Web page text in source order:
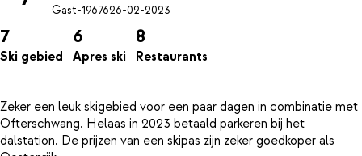
Gast-1967626-02-2023
7
Ski gebied
6
Apres ski
8
Restaurants
Zeker een leuk skigebied voor een paar dagen in combinatie met
Ofterschwang. Helaas in 2023 betaald parkeren bij het
dalstation. De prijzen van een skipas zijn zeker goedkoper als